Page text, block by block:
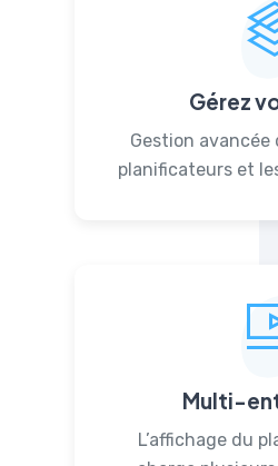
Gérez
Gestion avancée
planificateurs et
Multi-
L’affichage du